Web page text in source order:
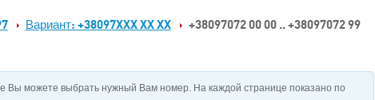
Вариант: +38097XXX XX XX
+38097072 00 00 .. +38097072 99
Вы можете выбрать нужный Вам номер. На каждой странице показано по